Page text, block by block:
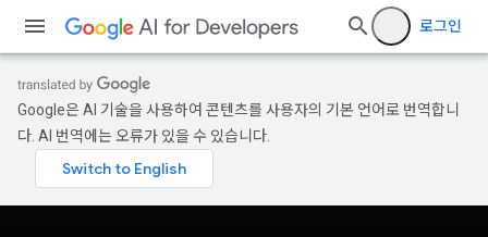
로그인
Google은 AI 기술을 사용하여 콘텐츠를 사용자의 기본 언어로 번역합니
다. AI 번역에는 오류가 있을 수 있습니다.